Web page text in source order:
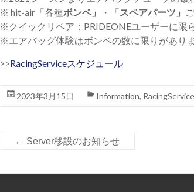
※ hit-air 「各種ボンベ」 ・「スペアパーツ」
※ クイックリペア： PRIDEONEユーザーに限
※ エアバッグ体験はボンベの数に限りがあり
>>RacingServiceスケジュール
2023年3月15日 Information, RacingService
← Server移設のお知らせ